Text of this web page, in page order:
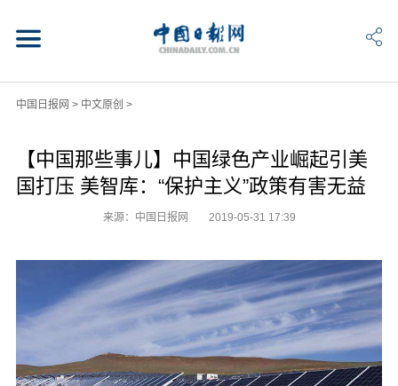
中国日报网 > 中文原创 >
【中国那些事儿】中国绿色产业崛起引美
国打压 美智库：“保护主义”政策有害无益
来源：中国日报网 2019-05-31 17:39